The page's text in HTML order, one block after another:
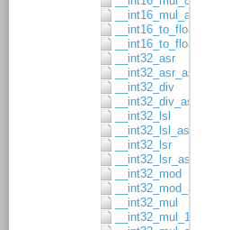
__int16_mul_asgn
__int16_to_float32
__int16_to_float64
__int32_asr
__int32_asr_asgn
__int32_div
__int32_div_asgn
__int32_lsl
__int32_lsl_asgn
__int32_lsr
__int32_lsr_asgn
__int32_mod
__int32_mod_asgn
__int32_mul
__int32_mul_16x16